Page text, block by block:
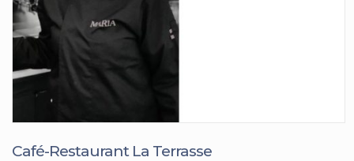
Café-Restaurant La Terrasse